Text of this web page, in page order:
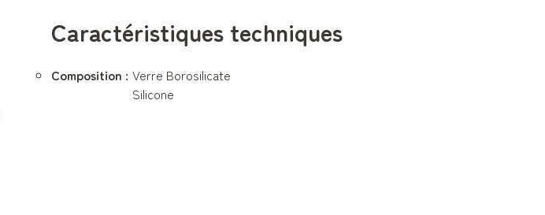
Caractéristiques techniques
Composition : Verre Borosilicate
Silicone